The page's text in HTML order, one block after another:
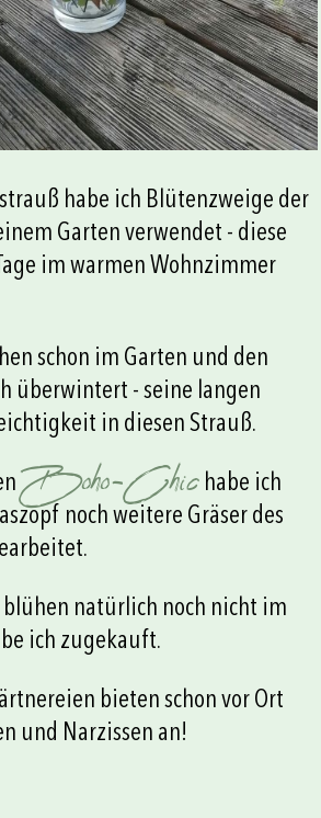
habe ich Blütenzweige der
Garten verwendet - diese
im warmen Wohnzimmer
schon im Garten und den
überwintert - seine langen
in diesen Strauß.
Boho-Chic habe ich
noch weitere Gräser des
blühen natürlich noch nicht im
ich zugekauft.
bieten schon vor Ort
und Narzissen an!